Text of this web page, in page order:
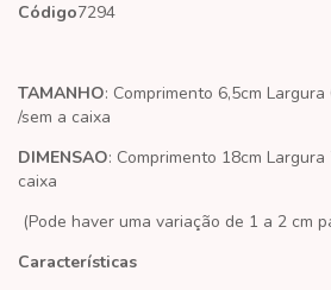
Código7294
TAMANHO: Comprimento 6,5cm
/sem a caixa
DIMENSAO: Comprimento 18cm
caixa
(Pode haver uma variação de 1 a 2 cm
Características